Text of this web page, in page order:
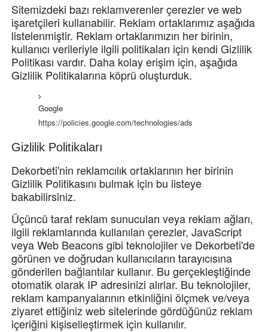
Sitemizdeki bazı reklamverenler çerezler ve web
işaretçileri kullanabilir. Reklam ortaklarımız aşağıda
listelenmiştir. Reklam ortaklarımızın her birinin,
kullanıcı verileriyle ilgili politikaları için kendi Gizlilik
Politikası vardır. Daha kolay erişim için, aşağıda
Gizlilik Politikalarına köprü oluşturduk.
Google
https://policies.google.com/technologies/ads
Gizlilik Politikaları
Dekorbeti'nin reklamcılık ortaklarının her birinin
Gizlilik Politikasını bulmak için bu listeye
bakabilirsiniz.
Üçüncü taraf reklam sunucuları veya reklam ağları,
ilgili reklamlarında kullanılan çerezler, JavaScript
veya Web Beacons gibi teknolojiler ve Dekorbeti'de
görünen ve doğrudan kullanıcıların tarayıcısına
gönderilen bağlantılar kullanır. Bu gerçekleştiğinde
otomatik olarak IP adresinizi alırlar. Bu teknolojiler,
reklam kampanyalarının etkinliğini ölçmek ve/veya
ziyaret ettiğiniz web sitelerinde gördüğünüz reklam
içeriğini kişiselleştirmek için kullanılır.